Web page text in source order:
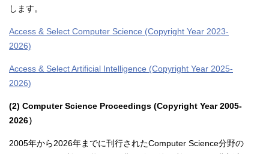
します。
Access & Select Computer Science (Copyright Year 2023-
2026)
Access & Select Artificial Intelligence (Copyright Year 2025-
2026)
(2) Computer Science Proceedings (Copyright Year 2005-
2026）
2005年から2026年までに刊行されたComputer Science分野の